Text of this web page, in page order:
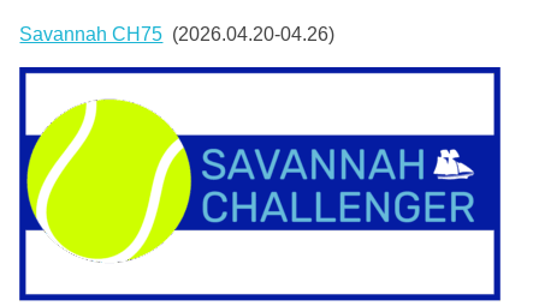
Savannah CH75 (2026.04.20-04.26)